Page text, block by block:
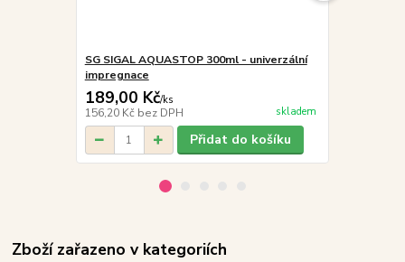
SG SIGAL AQUASTOP 300ml - univerzální
impregnace
189,00 Kč/ks
156,20 Kč bez DPH skladem
Přidat do košíku
Zboží zařazeno v kategoriích